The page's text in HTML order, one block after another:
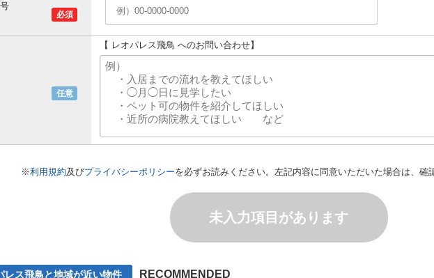
必須
任意
【 レオパレス飛鳥 へのお問い合わせ】
※利用規約及びプライバシーポリシーを必ずお読みください。左記内容に同意いただいた場合は、確
未入力項目があります
レス飛鳥と地域が近い物件 RECOMMENDED